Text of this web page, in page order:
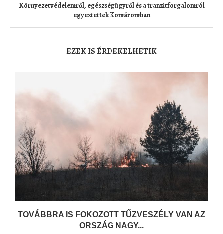
Környezetvédelemről, egészségügyről és a tranzitforgalomról
egyeztettek Komáromban
EZEK IS ÉRDEKELHETIK
TOVÁBBRA IS FOKOZOTT TŰZVESZÉLY VAN AZ
ORSZÁG NAGY...